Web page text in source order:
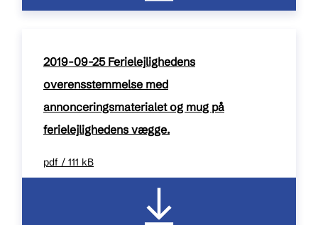
2019-09-25 Ferielejlighedens
overensstemmelse med
annonceringsmaterialet og mug på
ferielejlighedens vægge.
pdf / 111 kB